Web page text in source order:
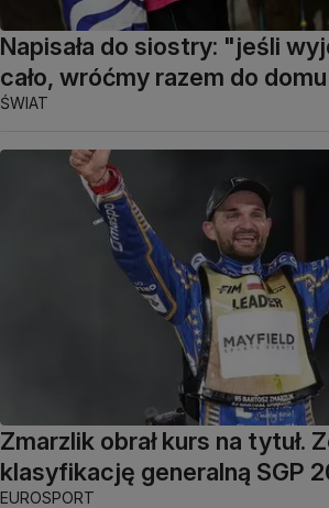
Napisała do siostry: "jeśli
cało, wróćmy razem do
ŚWIAT
Zmarzlik obrał kurs na tytuł.
klasyfikację generalną SGP
EUROSPORT